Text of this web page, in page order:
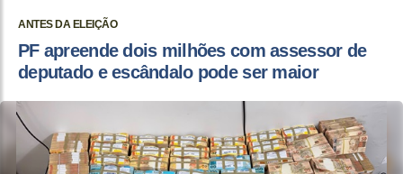
ANTES DA ELEIÇÃO
PF apreende dois milhões com assessor de
deputado e escândalo pode ser maior